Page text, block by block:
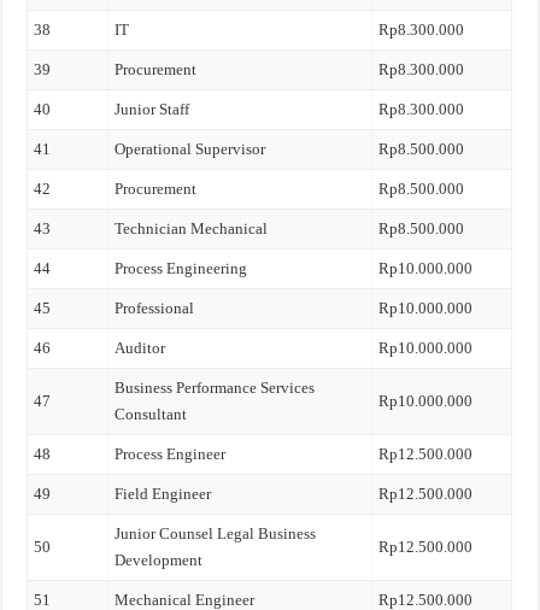
38 IT Rp8.300.000
39 Procurement Rp8.300.000
40 Junior Staff Rp8.300.000
41 Operational Supervisor Rp8.500.000
42 Procurement Rp8.500.000
43 Technician Mechanical Rp8.500.000
44 Process Engineering Rp10.000.000
45 Professional Rp10.000.000
46 Auditor Rp10.000.000
47
Business Performance Services
Consultant
Rp10.000.000
48 Process Engineer Rp12.500.000
49 Field Engineer Rp12.500.000
50
Junior Counsel Legal Business
Development
Rp12.500.000
51 Mechanical Engineer Rp12.500.000